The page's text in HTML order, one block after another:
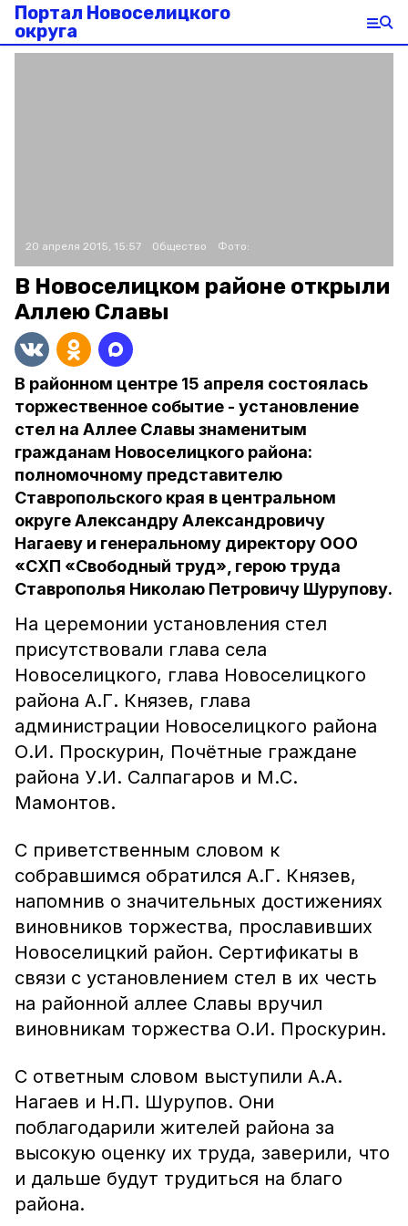
Портал Новоселицкого
округа
20 апреля 2015, 15:57 Общество Фото:
В Новоселицком районе открыли
Аллею Славы
В районном центре 15 апреля состоялась
торжественное событие - установление
стел на Аллее Славы знаменитым
гражданам Новоселицкого района:
полномочному представителю
Ставропольского края в центральном
округе Александру Александровичу
Нагаеву и генеральному директору ООО
«СХП «Свободный труд», герою труда
Ставрополья Николаю Петровичу Шурупову.
На церемонии установления стел
присутствовали глава села
Новоселицкого, глава Новоселицкого
района А.Г. Князев, глава
администрации Новоселицкого района
О.И. Проскурин, Почётные граждане
района У.И. Салпагаров и М.С.
Мамонтов.
С приветственным словом к
собравшимся обратился А.Г. Князев,
напомнив о значительных достижениях
виновников торжества, прославивших
Новоселицкий район. Сертификаты в
связи с установлением стел в их честь
на районной аллее Славы вручил
виновникам торжества О.И. Проскурин.
С ответным словом выступили А.А.
Нагаев и Н.П. Шурупов. Они
поблагодарили жителей района за
высокую оценку их труда, заверили, что
и дальше будут трудиться на благо
района.